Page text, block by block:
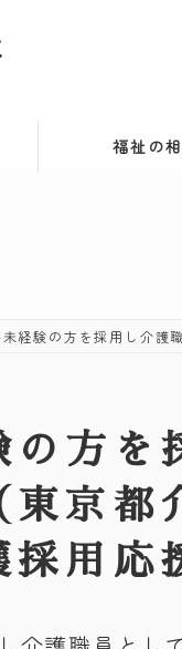
福祉の
経験の方を採用し介護
の方を
東京都
用応